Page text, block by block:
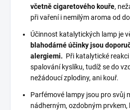
včetně cigaretového kouře,
při vaření i nemilým aroma od
Účinnost katalytických lamp je
blahodárné účinky jsou
alergiemi. Při katalytické
spalování kyslíku, tudíž se do
nežádoucí zplodiny, ani kouř.
Parfémové lampy jsou pro svůj
nádherným, ozdobným